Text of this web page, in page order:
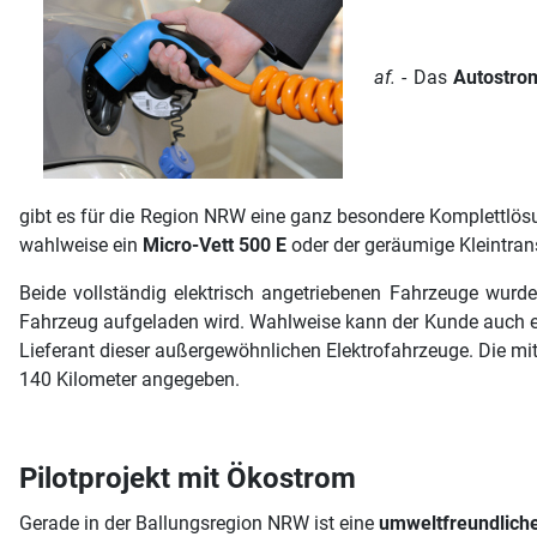
af. - Das
gibt es für die Region NRW eine ganz besondere
wahlweise ein Micro-Vett 500 E oder der geräumige
Beide vollständig elektrisch angetriebenen Fahrzeuge
Fahrzeug aufgeladen wird. Wahlweise kann der Kunde
Lieferant dieser außergewöhnlichen Elektrofahrzeuge. Die
140 Kilometer angegeben.
Pilotprojekt mit Ökostrom
Gerade in der Ballungsregion NRW ist eine